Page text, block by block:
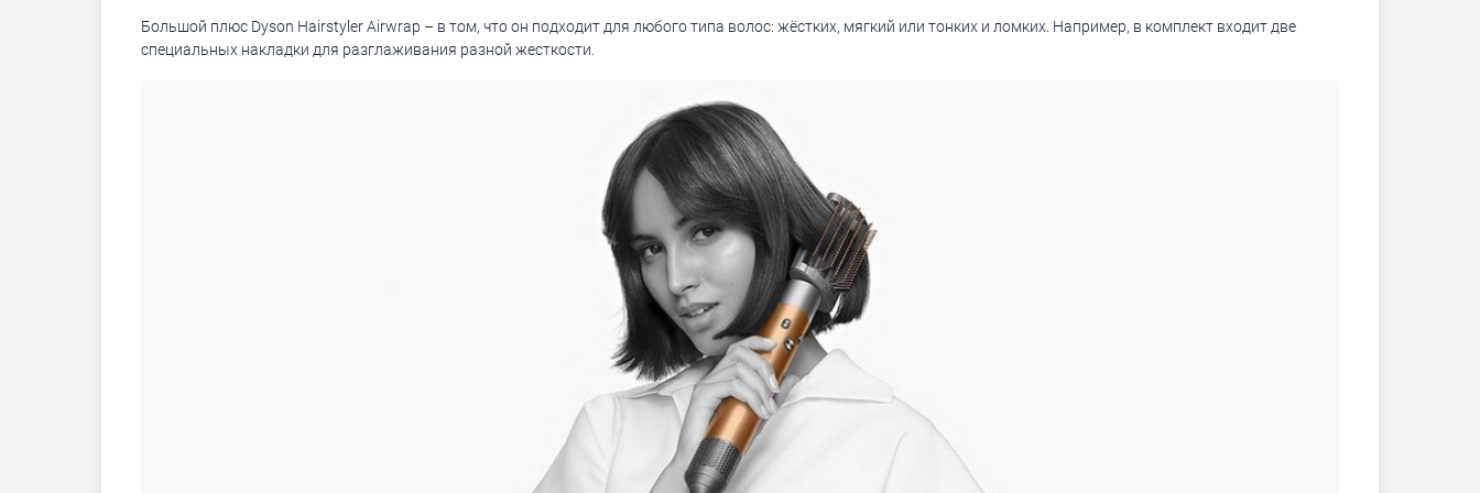
Большой плюс Dyson Hairstyler Airwrap – в том, что он подходит для любого типа волос: жёстких, мягкий или тонких и ломких. Например, в комплект входит две
специальных накладки для разглаживания разной жесткости.